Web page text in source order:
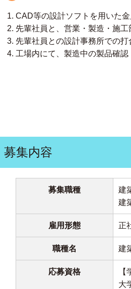
CAD等の設計ソフトを用いた
先輩社員と、営業・製造・施
先輩社員との設計事務所での打
工場内にて、製造中の製品確認
募集内容
募集職種
建
建
雇用形態 正
職種名 建
応募資格
【
大